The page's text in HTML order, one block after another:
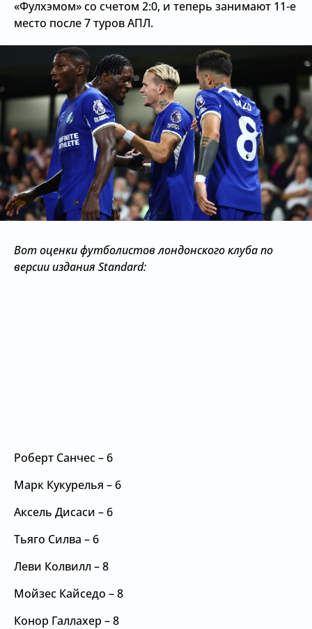
«Фулхэмом» со счетом 2:0, и теперь занимают 11-е
место после 7 туров АПЛ.
Вот оценки футболистов лондонского клуба по
версии издания Standard:
Роберт Санчес – 6
Марк Кукурелья – 6
Аксель Дисаси – 6
Тьяго Силва – 6
Леви Колвилл – 8
Мойзес Кайседо – 8
Конор Галлахер – 8